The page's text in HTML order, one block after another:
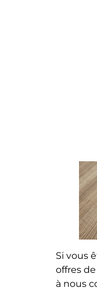
Si vous
offres
à nous